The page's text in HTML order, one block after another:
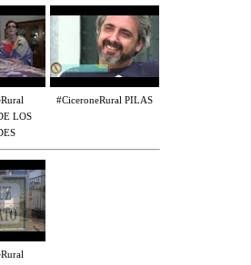
LOS
#CiceroneRural PILAS